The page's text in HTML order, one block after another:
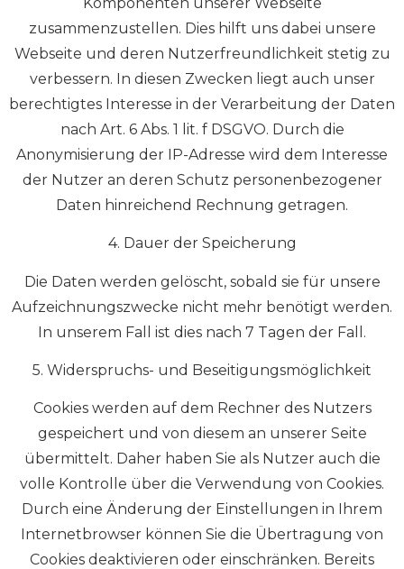
zusammenzustellen. Dies hilft uns dabei unsere
Webseite und deren Nutzerfreundlichkeit stetig zu
verbessern. In diesen Zwecken liegt auch unser
berechtigtes Interesse in der Verarbeitung der Daten
nach Art. 6 Abs. 1 lit. f DSGVO. Durch die
Anonymisierung der IP-Adresse wird dem Interesse
der Nutzer an deren Schutz personenbezogener
Daten hinreichend Rechnung getragen.
4. Dauer der Speicherung
Die Daten werden gelöscht, sobald sie für unsere
Aufzeichnungszwecke nicht mehr benötigt werden.
In unserem Fall ist dies nach 7 Tagen der Fall.
5. Widerspruchs- und Beseitigungsmöglichkeit
Cookies werden auf dem Rechner des Nutzers
gespeichert und von diesem an unserer Seite
übermittelt. Daher haben Sie als Nutzer auch die
volle Kontrolle über die Verwendung von Cookies.
Durch eine Änderung der Einstellungen in Ihrem
Internetbrowser können Sie die Übertragung von
Cookies deaktivieren oder einschränken. Bereits